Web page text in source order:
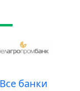
Все банки